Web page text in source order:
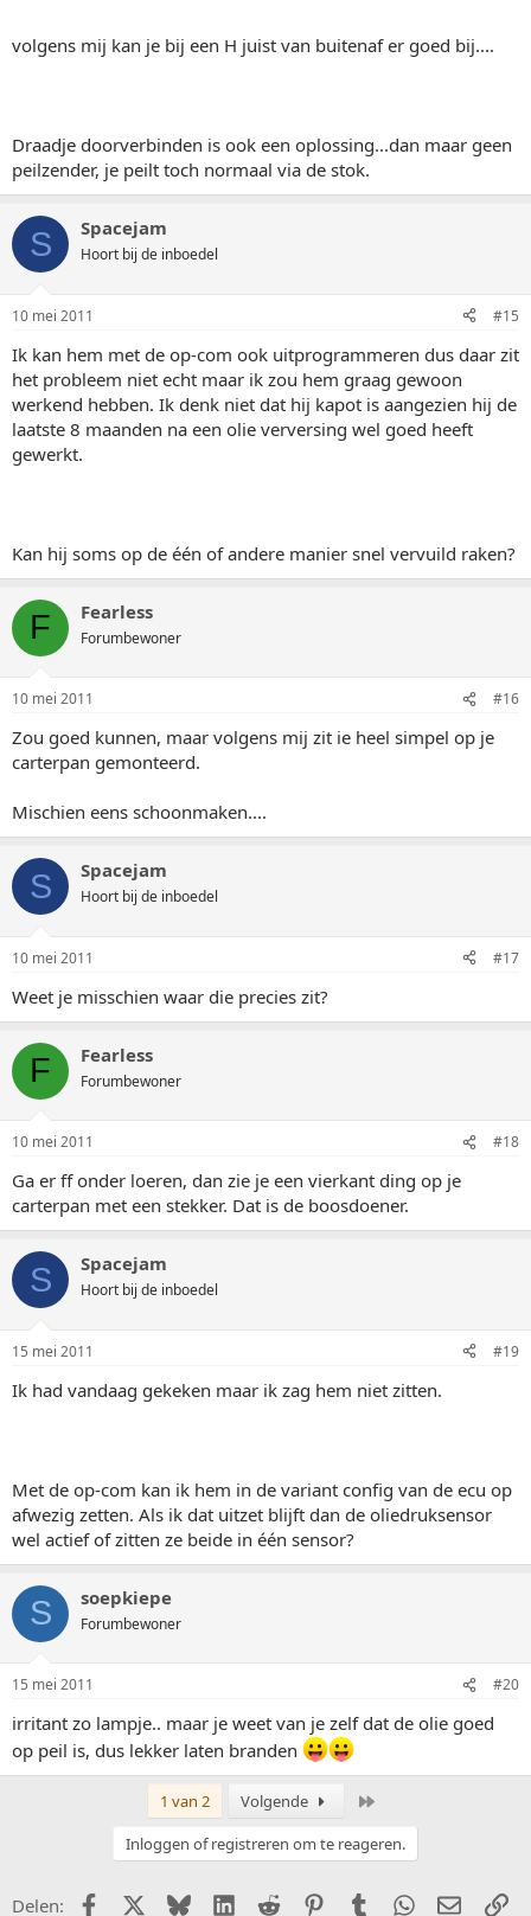
volgens mij kan je bij een H juist van buitenaf er goed bij....
Draadje doorverbinden is ook een oplossing...dan maar geen
peilzender, je peilt toch normaal via de stok.
S Spacejam
Hoort bij de inboedel
10 mei 2011 #15
Ik kan hem met de op-com ook uitprogrammeren dus daar zit
het probleem niet echt maar ik zou hem graag gewoon
werkend hebben. Ik denk niet dat hij kapot is aangezien hij de
laatste 8 maanden na een olie verversing wel goed heeft
gewerkt.
Kan hij soms op de één of andere manier snel vervuild raken?
F Fearless
Forumbewoner
10 mei 2011 #16
Zou goed kunnen, maar volgens mij zit ie heel simpel op je
carterpan gemonteerd.
Mischien eens schoonmaken....
S Spacejam
Hoort bij de inboedel
10 mei 2011 #17
Weet je misschien waar die precies zit?
F Fearless
Forumbewoner
10 mei 2011 #18
Ga er ff onder loeren, dan zie je een vierkant ding op je
carterpan met een stekker. Dat is de boosdoener.
S Spacejam
Hoort bij de inboedel
15 mei 2011 #19
Ik had vandaag gekeken maar ik zag hem niet zitten.
Met de op-com kan ik hem in de variant config van de ecu op
afwezig zetten. Als ik dat uitzet blijft dan de oliedruksensor
wel actief of zitten ze beide in één sensor?
S soepkiepe
Forumbewoner
15 mei 2011 #20
irritant zo lampje.. maar je weet van je zelf dat de olie goed
op peil is, dus lekker laten branden
1 van 2 Volgende
Inloggen of registreren om te reageren.
Delen: FacebookX (Twitter)
BlueskyLinkedIn
Reddit PinterestTumblr WhatsApp
E-mail